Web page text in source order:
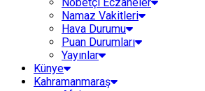
Namaz Vakitleri
Hava Durumu
Puan Durumları
Yayınlar
Künye
Kahramanmaraş